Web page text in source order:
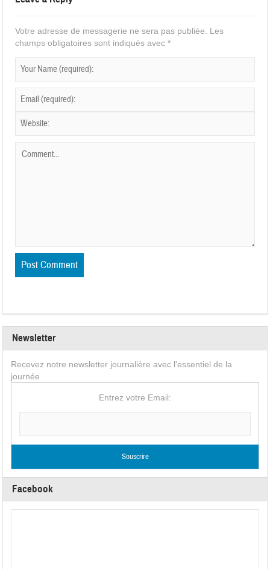
Votre adresse de messagerie ne sera pas publiée.
Les
champs obligatoires sont indiqués avec*
Newsletter
Recevez notre newsletter journalière avec l'essentiel de la
journée
Entrez votre Email:
Facebook